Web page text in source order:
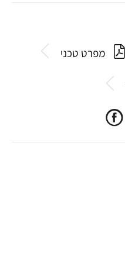
מפרט טכני